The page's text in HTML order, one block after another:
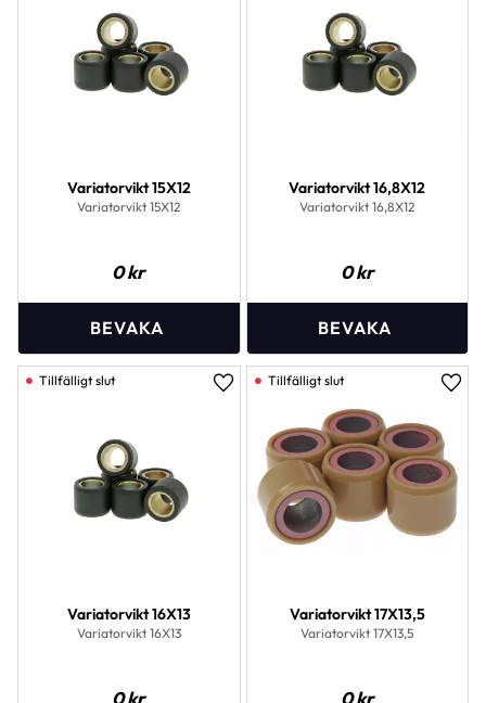
Variatorvikt 15X12
Variatorvikt 15X12
0kr
Variatorvikt 16,8X12
Variatorvikt 16,8X12
0kr
Variatorvikt 16X13
Variatorvikt 16X13
0kr
Lägg till i favoriter
Variatorvikt 17X13,5
Variatorvikt 17X13,5
0kr